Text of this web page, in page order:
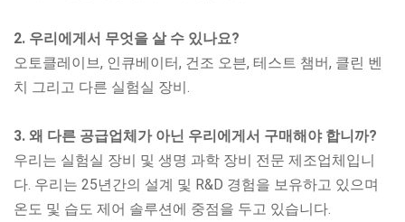
2. 우리에게서 무엇을 살 수 있나요?
오토클레이브, 인큐베이터, 건조 오븐, 테스트 챔버, 클린 벤
치 그리고 다른 실험실 장비.
3. 왜 다른 공급업체가 아닌 우리에게서 구매해야 합니까?
우리는 실험실 장비 및 생명 과학 장비 전문 제조업체입니
다. 우리는 25년간의 설계 및 R&D 경험을 보유하고 있으며
온도 및 습도 제어 솔루션에 중점을 두고 있습니다.